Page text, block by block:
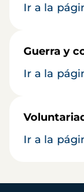
Ir a la
Guerra y
Ir a la
Ir a la